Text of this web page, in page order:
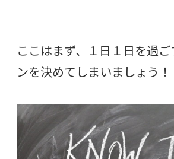
ここはまず、１日１日を過ご
ンを決めてしまいましょう！